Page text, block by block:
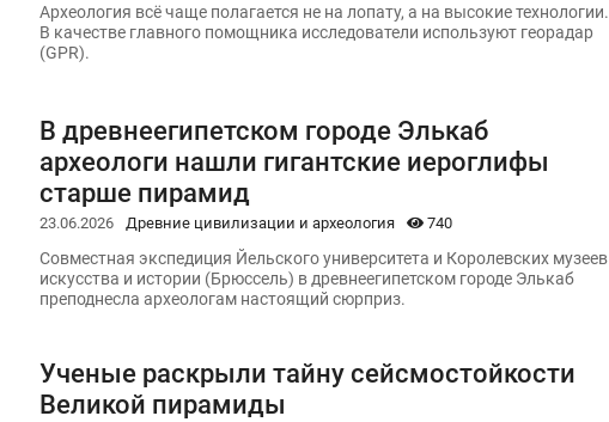
Археология всё чаще полагается не на лопату, а на высокие технологии.
В качестве главного помощника исследователи используют георадар
(GPR).
В древнеегипетском городе Элькаб
археологи нашли гигантские иероглифы
старше пирамид
23.06.2026 Древние цивилизации и археология 740
Совместная экспедиция Йельского университета и Королевских музеев
искусства и истории (Брюссель) в древнеегипетском городе Элькаб
преподнесла археологам настоящий сюрприз.
Ученые раскрыли тайну сейсмостойкости
Великой пирамиды